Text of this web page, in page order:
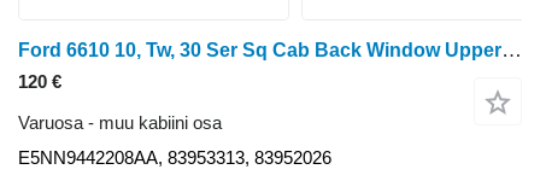
Ford 6610 10, Tw, 30 Ser Sq Cab Back Window Upper Frame E5nn9442208aa E5NN9442208AA tüübi jaoks ratastraktori
120 €
Varuosa - muu kabiini osa
E5NN9442208AA, 83953313, 83952026